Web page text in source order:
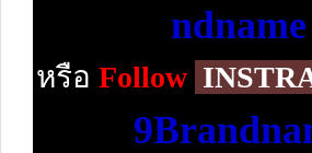
ndname
หรือ Follow